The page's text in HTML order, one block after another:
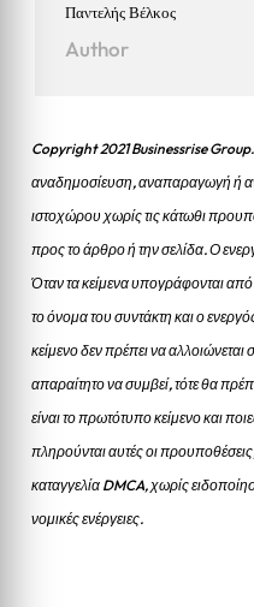
Παντελής Βέλκος
Author
Copyright 2021 Businessrise
αναδημοσίευση, αναπαραγωγή ή
ιστοχώρου χωρίς τις κάτωθι
προς το άρθρο ή την σελίδα.Ο
Όταν τα κείμενα υπογράφονται από
το όνομα του συντάκτη και ο
κείμενο δεν πρέπει να αλλοιώνεται
απαραίτητο να συμβεί, τότε θα
είναι το πρωτότυπο κείμενο και
πληρούνται αυτές οι
καταγγελία DMCA, χωρίς
νομικές ενέργειες.